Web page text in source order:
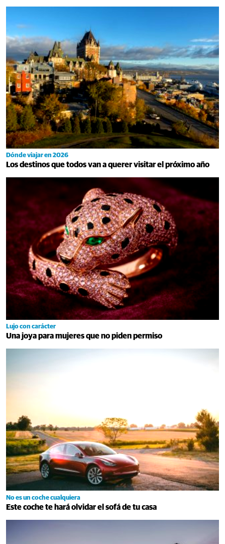
Dónde viajar en 2026
Los destinos que todos van a querer visitar el próximo año
Lujo con carácter
Una joya para mujeres que no piden permiso
No es un coche cualquiera
Este coche te hará olvidar el sofá de tu casa